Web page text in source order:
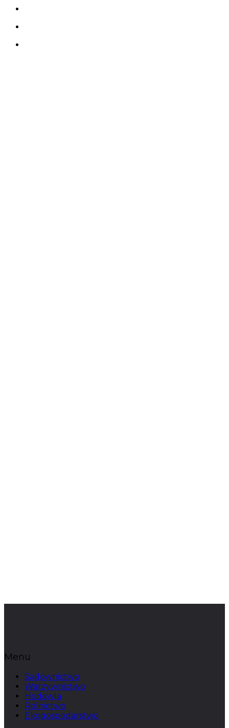
Menu
Sadownictwo
Warzywnictwo
Hodowla
Rolnictwo
Ekogospodarstwo